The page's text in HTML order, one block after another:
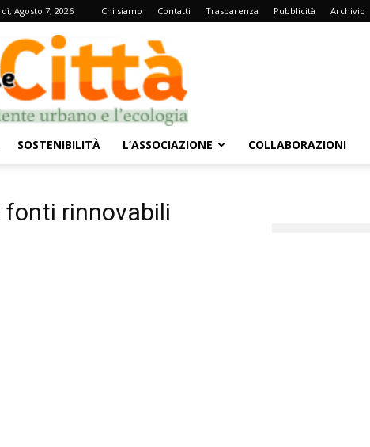
Agosto 7, 2026 Chi siamo Contatti Trasparenza Pubblicità Archivio
SOSTENIBILITÀ L’ASSOCIAZIONE COLLABORAZIONI
fonti rinnovabili